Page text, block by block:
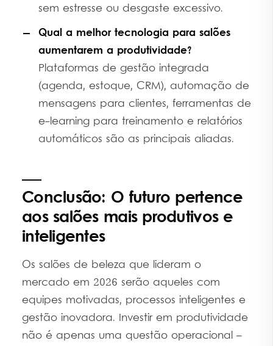
sem estresse ou desgaste excessivo.
Qual a melhor tecnologia para salões
aumentarem a produtividade?
Plataformas de gestão integrada
(agenda, estoque, CRM), automação de
mensagens para clientes, ferramentas de
e-learning para treinamento e relatórios
automáticos são as principais aliadas.
Conclusão: O futuro pertence
aos salões mais produtivos e
inteligentes
Os salões de beleza que lideram o
mercado em 2026 serão aqueles com
equipes motivadas, processos inteligentes e
gestão inovadora. Investir em produtividade
não é apenas uma questão operacional –